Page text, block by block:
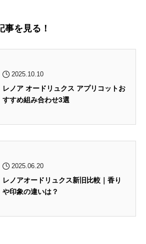
事を見る！
2025.10.10
レノア オードリュクス アプリコットお
すすめ組み合わせ3選
2025.06.20
レノアオードリュクス新旧比較｜香り
や印象の違いは？